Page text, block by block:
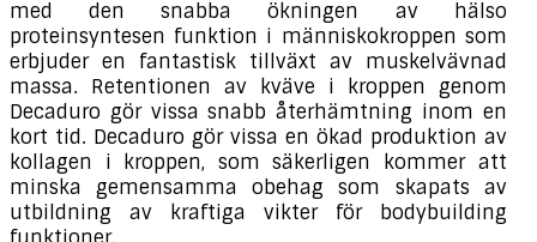
med den snabba ökningen av hälso
proteinsyntesen funktion i människokroppen som
erbjuder en fantastisk tillväxt av muskelvävnad
massa. Retentionen av kväve i kroppen genom
Decaduro gör vissa snabb återhämtning inom en
kort tid. Decaduro gör vissa en ökad produktion av
kollagen i kroppen, som säkerligen kommer att
minska gemensamma obehag som skapats av
utbildning av kraftiga vikter för bodybuilding